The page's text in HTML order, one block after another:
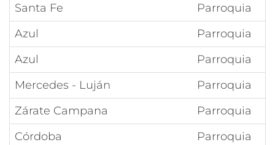
Santa Fe
Parroquia
Azul
Parroquia
Azul
Parroquia
Mercedes - Luján
Parroquia
Zárate Campana
Parroquia
Córdoba
Parroquia